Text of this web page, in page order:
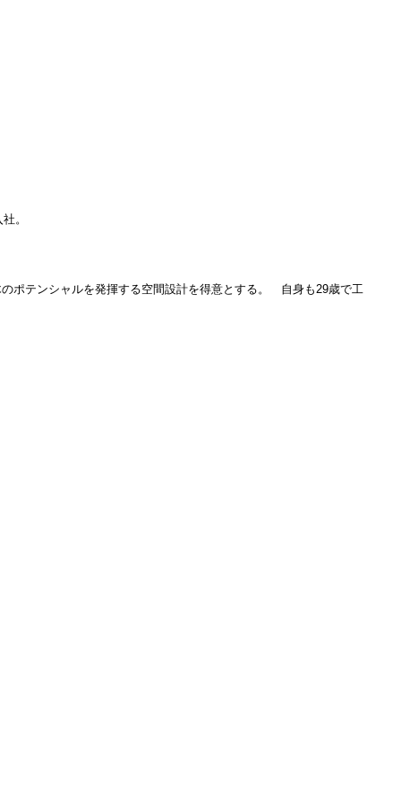
士）
入社。
ポテンシャルを発揮する空間設計を得意とする。 自身も29歳で工